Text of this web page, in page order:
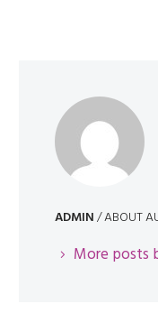
ADMIN/ ABOUT
More posts